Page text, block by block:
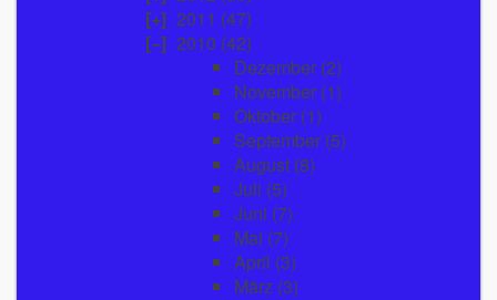
2011 (47)
2010 (42)
Dezember (2)
November (1)
Oktober (1)
September (5)
August (8)
Juli (5)
Juni (7)
Mai (7)
April (3)
März (3)